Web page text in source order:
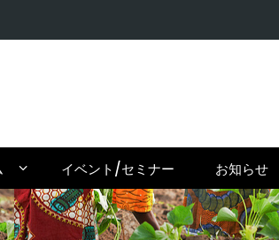
イベント/セミナー お知らせ